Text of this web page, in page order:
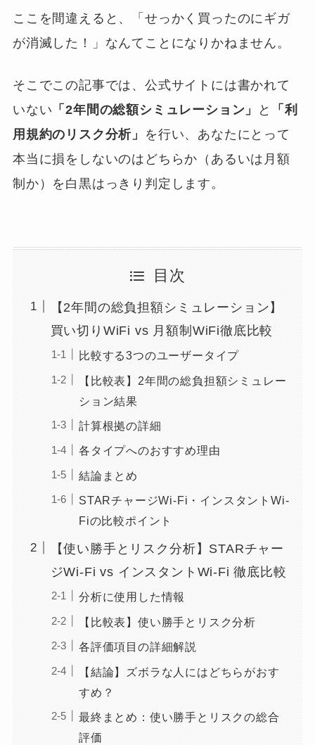
ここを間違えると、「せっかく買ったのにギガ
が消滅した！」なんてことになりかねません。
そこでこの記事では、公式サイトには書かれて
いない 「2年間の総額シミュレーション」 と
「利
用規約のリスク分析」
を行い、あなたにとって
本当に損をしないのはどちらか（あるいは月額
制か）を白黒はっきり判定します。
目次
【2年間の総負担額シミュレーション】
買い切りWiFi vs 月額制WiFi徹底比較
比較する3つのユーザータイプ
【比較表】2年間の総負担額シミュレー
ション結果
計算根拠の詳細
各タイプへのおすすめ理由
結論まとめ
STARチャージWi-Fi・インスタントWi-
Fiの比較ポイント
【使い勝手とリスク分析】STARチャー
ジWi-Fi vs インスタントWi-Fi 徹底比較
分析に使用した情報
【比較表】使い勝手とリスク分析
各評価項目の詳細解説
【結論】ズボラな人にはどちらがおす
すめ？
最終まとめ：使い勝手とリスクの総合
評価